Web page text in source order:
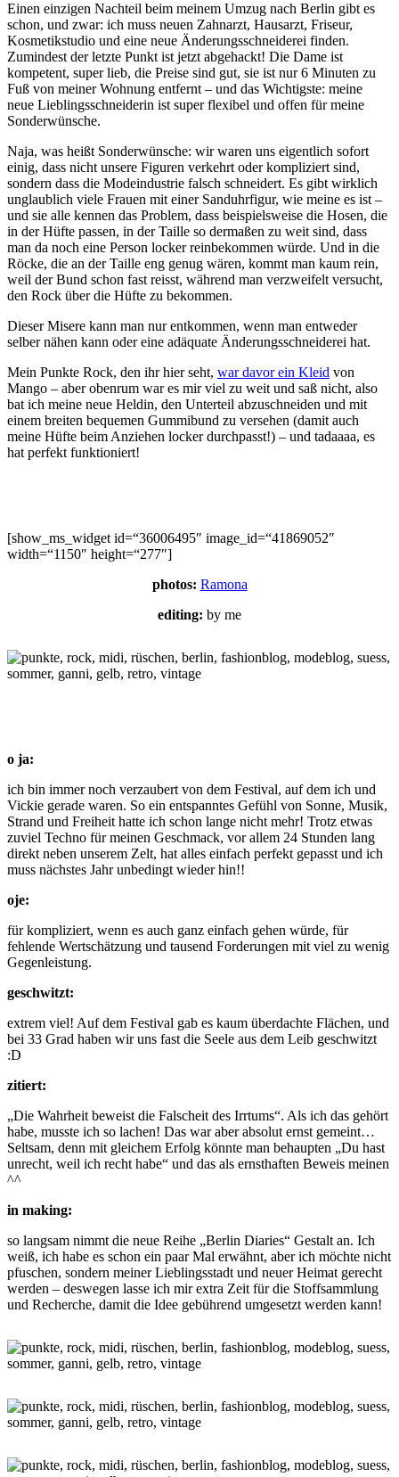
Einen einzigen Nachteil beim meinem Umzug nach Berlin gibt es
schon, und zwar: ich muss neuen Zahnarzt, Hausarzt, Friseur,
Kosmetikstudio und eine neue Änderungsschneiderei finden.
Zumindest der letzte Punkt ist jetzt abgehackt! Die Dame ist
kompetent, super lieb, die Preise sind gut, sie ist nur 6 Minuten zu
Fuß von meiner Wohnung entfernt – und das Wichtigste: meine
neue Lieblingsschneiderin ist super flexibel und offen für meine
Sonderwünsche.
Naja, was heißt Sonderwünsche: wir waren uns eigentlich sofort
einig, dass nicht unsere Figuren verkehrt oder kompliziert sind,
sondern dass die Modeindustrie falsch schneidert. Es gibt wirklich
unglaublich viele Frauen mit einer Sanduhrfigur, wie meine es ist –
und sie alle kennen das Problem, dass beispielsweise die Hosen, die
in der Hüfte passen, in der Taille so dermaßen zu weit sind, dass
man da noch eine Person locker reinbekommen würde. Und in die
Röcke, die an der Taille eng genug wären, kommt man kaum rein,
weil der Bund schon fast reisst, während man verzweifelt versucht,
den Rock über die Hüfte zu bekommen.
Dieser Misere kann man nur entkommen, wenn man entweder
selber nähen kann oder eine adäquate Änderungsschneiderei hat.
Mein Punkte Rock, den ihr hier seht, war davor ein Kleid von
Mango – aber obenrum war es mir viel zu weit und saß nicht, also
bat ich meine neue Heldin, den Unterteil abzuschneiden und mit
einem breiten bequemen Gummibund zu versehen (damit auch
meine Hüfte beim Anziehen locker durchpasst!) – und tadaaaa, es
hat perfekt funktioniert!
[show_ms_widget id=“36006495″ image_id=“41869052″
width=“1150″ height=“277″]
photos: Ramona
editing: by me
o ja:
ich bin immer noch verzaubert von dem Festival, auf dem ich und
Vickie gerade waren. So ein entspanntes Gefühl von Sonne, Musik,
Strand und Freiheit hatte ich schon lange nicht mehr! Trotz etwas
zuviel Techno für meinen Geschmack, vor allem 24 Stunden lang
direkt neben unserem Zelt, hat alles einfach perfekt gepasst und ich
muss nächstes Jahr unbedingt wieder hin!!
oje:
für kompliziert, wenn es auch ganz einfach gehen würde, für
fehlende Wertschätzung und tausend Forderungen mit viel zu wenig
Gegenleistung.
geschwitzt:
extrem viel! Auf dem Festival gab es kaum überdachte Flächen, und
bei 33 Grad haben wir uns fast die Seele aus dem Leib geschwitzt
:D
zitiert:
„Die Wahrheit beweist die Falscheit des Irrtums“. Als ich das gehört
habe, musste ich so lachen! Das war aber absolut ernst gemeint…
Seltsam, denn mit gleichem Erfolg könnte man behaupten „Du hast
unrecht, weil ich recht habe“ und das als ernsthaften Beweis meinen
^^
in making:
so langsam nimmt die neue Reihe „Berlin Diaries“ Gestalt an. Ich
weiß, ich habe es schon ein paar Mal erwähnt, aber ich möchte nicht
pfuschen, sondern meiner Lieblingsstadt und neuer Heimat gerecht
werden – deswegen lasse ich mir extra Zeit für die Stoffsammlung
und Recherche, damit die Idee gebührend umgesetzt werden kann!